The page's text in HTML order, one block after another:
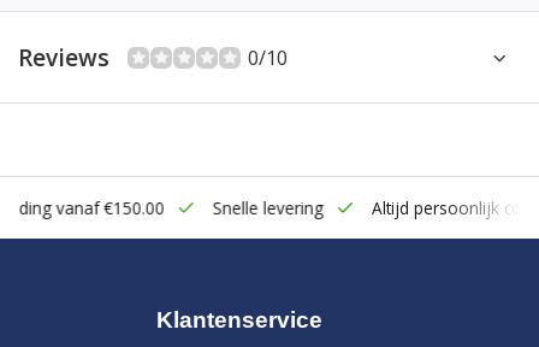
Reviews 0/10
vanaf €150.00 Snelle levering Altijd persoonlijk
Klantenservice